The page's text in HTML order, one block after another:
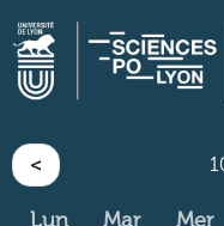
<
Lun Mar Mer